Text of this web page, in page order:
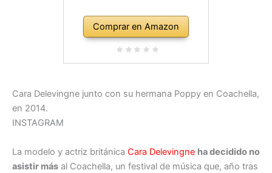
Comprar en Amazon
Cara Delevingne junto con su hermana Poppy en Coachella,
en 2014.
INSTAGRAM
La modelo y actriz británica Cara Delevingne ha decidido no
asistir más al Coachella, un festival de música que, año tras